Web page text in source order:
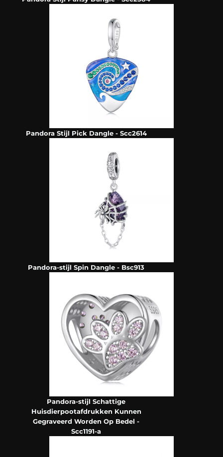
Pandora Stijl Pick Dangle - Scc2614
Pandora-stijl Spin Dangle - Bsc913
Pandora-stijl Schattige
Huisdierpootafdrukken Kunnen
Gegraveerd Worden Op Bedel -
Scc1191-a